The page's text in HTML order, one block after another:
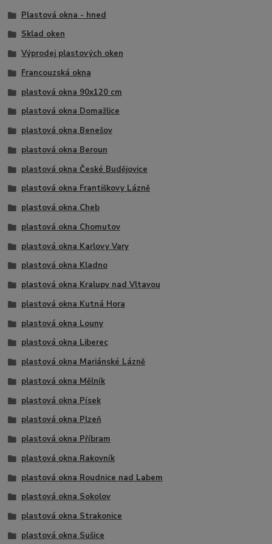
Plastová okna - hned
Sklad oken
Výprodej plastových oken
Francouzská okna
plastová okna 90x120 cm
plastová okna Domažlice
plastová okna Benešov
plastová okna Beroun
plastová okna České Budějovice
plastová okna Františkovy Lázně
plastová okna Cheb
plastová okna Chomutov
plastová okna Karlovy Vary
plastová okna Kladno
plastová okna Kralupy nad Vltavou
plastová okna Kutná Hora
plastová okna Louny
plastová okna Liberec
plastová okna Mariánské Lázně
plastová okna Mělník
plastová okna Písek
plastová okna Plzeň
plastová okna Příbram
plastová okna Rakovník
plastová okna Roudnice nad Labem
plastová okna Sokolov
plastová okna Strakonice
plastová okna Sušice